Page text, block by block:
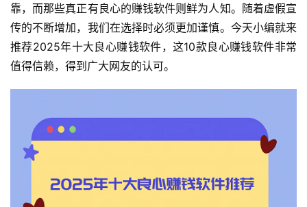
靠，而那些真正有良心的赚钱软件则鲜为人知。随着虚假宣
传的不断增加，我们在选择时必须更加谨慎。今天小编就来
推荐2025年十大良心赚钱软件，这10款良心赚钱软件非常
值得信赖，得到广大网友的认可。